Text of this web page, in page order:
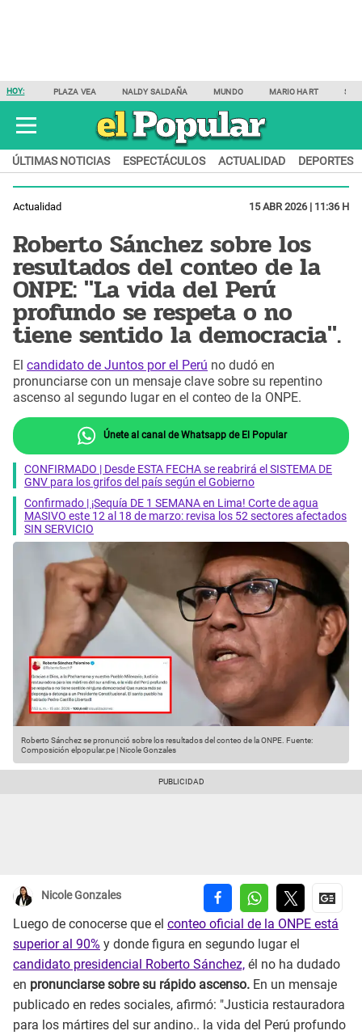
HOY: PLAZA VEA NALDY SALDAÑA MUNDO MARIO HART
ÚLTIMAS NOTICIAS ESPECTÁCULOS ACTUALIDAD DEPORTES
Actualidad 15 ABR 2026 | 11:36 H
Roberto Sánchez sobre los
resultados del conteo de la
ONPE: "La vida del Perú
profundo se respeta o no
tiene sentido la democracia".
El candidato de Juntos por el Perú no dudó en
pronunciarse con un mensaje clave sobre su repentino
ascenso al segundo lugar en el conteo de la ONPE.
Únete al canal de Whatsapp de El Popular
CONFIRMADO | Desde ESTA FECHA se reabrirá el SISTEMA DE
GNV para los grifos del país según el Gobierno
Confirmado | ¡Sequía DE 1 SEMANA en Lima! Corte de agua
MASIVO este 12 al 18 de marzo: revisa los 52 sectores afectados
SIN SERVICIO
Roberto Sánchez se pronunció sobre los resultados del conteo de la ONPE. Fuente:
Composición elpopular.pe | Nicole Gonzales
Nicole Gonzales
Luego de conocerse que el conteo oficial de la ONPE está
superior al 90% y donde figura en segundo lugar el
candidato presidencial Roberto Sánchez, él no ha dudado
en pronunciarse sobre su rápido ascenso. En un mensaje
publicado en redes sociales, afirmó: "Justicia restauradora
para los mártires del sur andino.. la vida del Perú profundo